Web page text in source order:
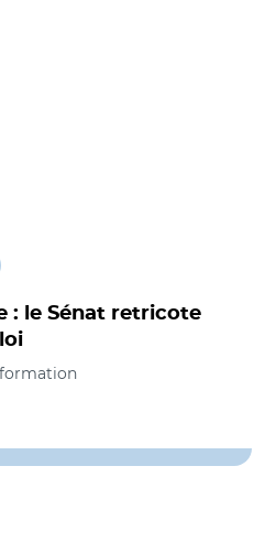
: le Sénat retricote